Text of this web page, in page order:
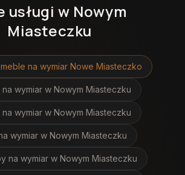
usługi w Nowym
Miasteczku
na wymiar Nowe Miasteczko
na wymiar w Nowym Miasteczku
wymiar w Nowym Miasteczku
wymiar w Nowym Miasteczku
na wymiar w Nowym Miasteczku